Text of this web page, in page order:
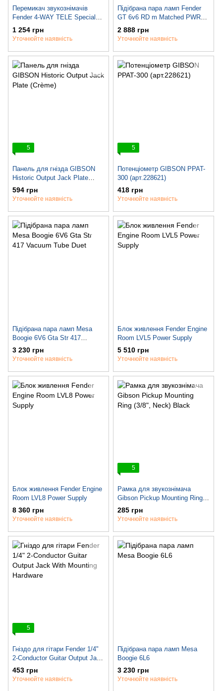
Перемикач звукознімачів
Fender 4-WAY TELE Special
Switch
1 254 грн
Уточнюйте наявність
Підібрана пара ламп Fender
GT 6v6 RD m Matched PWR
Tubes Med
2 888 грн
Уточнюйте наявність
5
Панель для гнізда GIBSON
Historic Output Jack Plate
(Crème)
594 грн
Уточнюйте наявність
5
Потенціометр GIBSON PPAT-
300 (арт.228621)
418 грн
Уточнюйте наявність
Підібрана пара ламп Mesa
Boogie 6V6 Gta Str 417
Vacuum Tube Duet
3 230 грн
Уточнюйте наявність
Блок живлення Fender Engine
Room LVL5 Power Supply
5 510 грн
Уточнюйте наявність
Блок живлення Fender Engine
Room LVL8 Power Supply
8 360 грн
Уточнюйте наявність
5
Рамка для звукознімача
Gibson Pickup Mounting Ring
(3/8", Neck) Black
285 грн
Уточнюйте наявність
5
Гніздо для гітари Fender 1/4"
2-Conductor Guitar Output Jack
With Mounting Hardware
453 грн
Уточнюйте наявність
Підібрана пара ламп Mesa
Boogie 6L6
3 230 грн
Уточнюйте наявність